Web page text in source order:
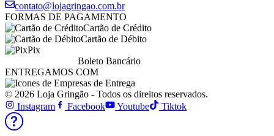
contato@lojagringao.com.br
FORMAS DE PAGAMENTO
Cartão de Crédito
Cartão de Débito
Pix
Boleto Bancário
ENTREGAMOS COM
© 2026 Loja Gringão - Todos os direitos reservados.
Instagram
Facebook Youtube Tiktok